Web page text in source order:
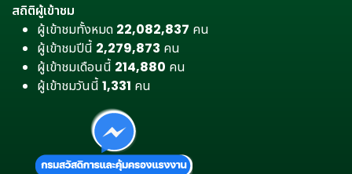
สถิติผู้เข้าชม
ผู้เข้าชมทั้งหมด 22,082,837 คน
ผู้เข้าชมปีนี้ 2,279,873 คน
ผู้เข้าชมเดือนนี้ 214,880 คน
ผู้เข้าชมวันนี้ 1,331 คน